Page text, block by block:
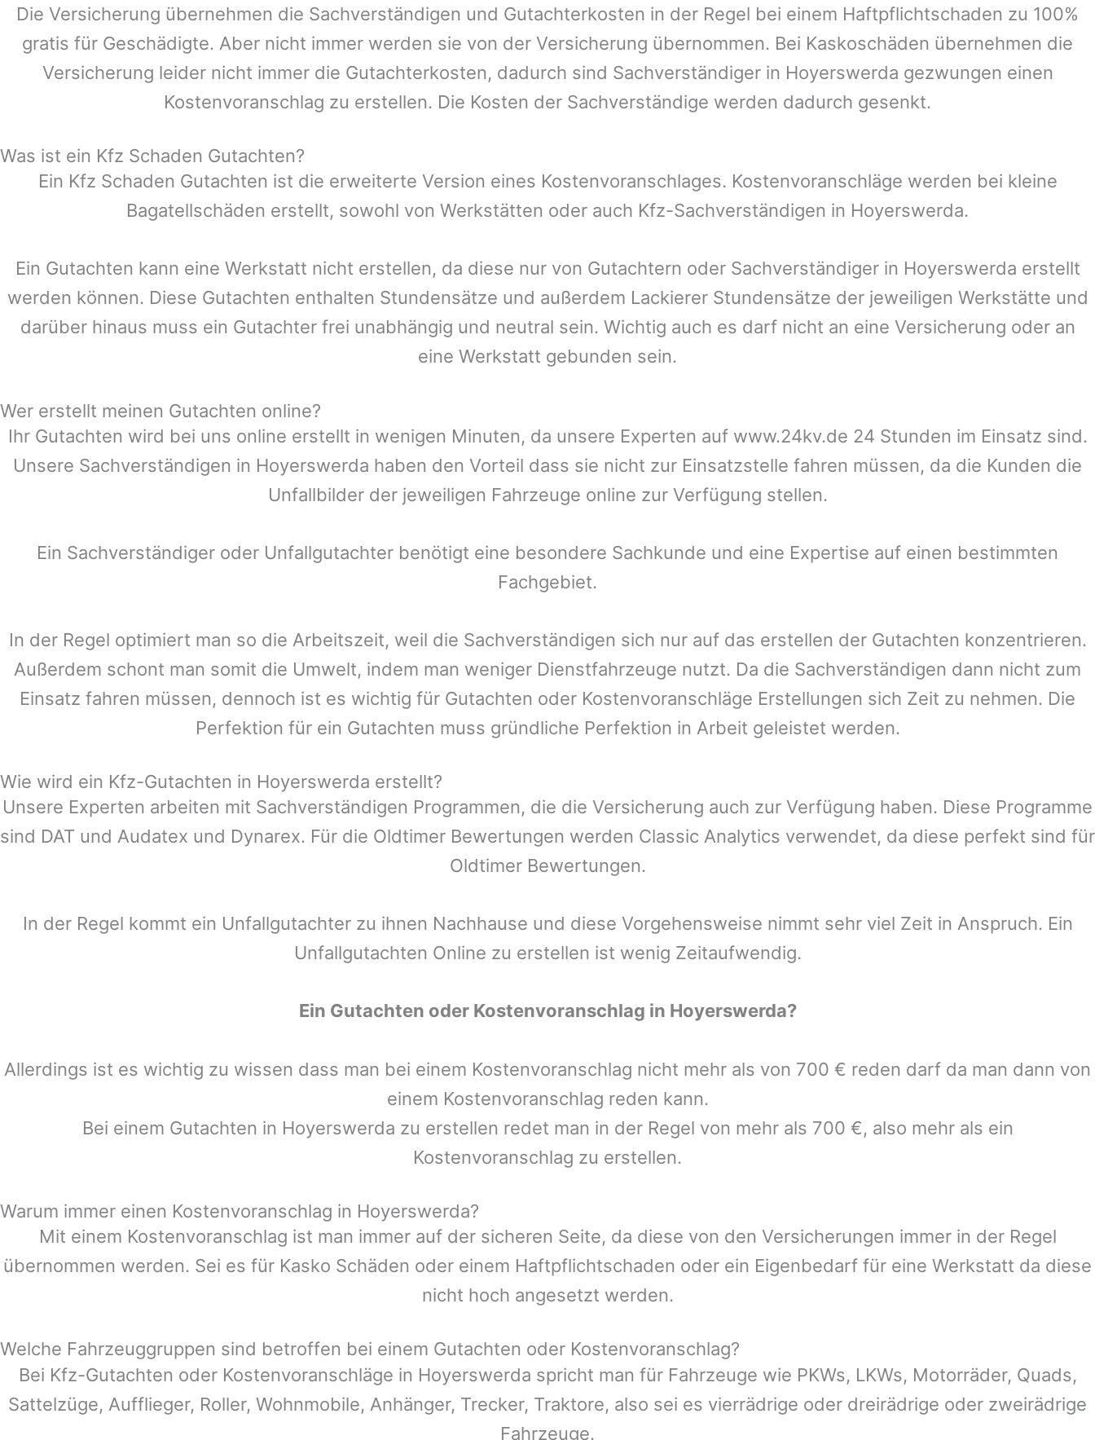
Die Versicherung übernehmen die Sachverständigen und Gutachterkosten in der Regel bei einem Haftpflichtschaden zu 100%
gratis für Geschädigte. Aber nicht immer werden sie von der Versicherung übernommen. Bei Kaskoschäden übernehmen die
Versicherung leider nicht immer die Gutachterkosten, dadurch sind Sachverständiger in Hoyerswerda gezwungen einen
Kostenvoranschlag zu erstellen. Die Kosten der Sachverständige werden dadurch gesenkt.
Was ist ein Kfz Schaden Gutachten?
Ein Kfz Schaden Gutachten ist die erweiterte Version eines Kostenvoranschlages. Kostenvoranschläge werden bei kleine
Bagatellschäden erstellt, sowohl von Werkstätten oder auch Kfz-Sachverständigen in Hoyerswerda.
Ein Gutachten kann eine Werkstatt nicht erstellen, da diese nur von Gutachtern oder Sachverständiger in Hoyerswerda erstellt
werden können. Diese Gutachten enthalten Stundensätze und außerdem Lackierer Stundensätze der jeweiligen Werkstätte und
darüber hinaus muss ein Gutachter frei unabhängig und neutral sein. Wichtig auch es darf nicht an eine Versicherung oder an
eine Werkstatt gebunden sein.
Wer erstellt meinen Gutachten online?
Ihr Gutachten wird bei uns online erstellt in wenigen Minuten, da unsere Experten auf www.24kv.de 24 Stunden im Einsatz sind.
Unsere Sachverständigen in Hoyerswerda haben den Vorteil dass sie nicht zur Einsatzstelle fahren müssen, da die Kunden die
Unfallbilder der jeweiligen Fahrzeuge online zur Verfügung stellen.
Ein Sachverständiger oder Unfallgutachter benötigt eine besondere Sachkunde und eine Expertise auf einen bestimmten
Fachgebiet.
In der Regel optimiert man so die Arbeitszeit, weil die Sachverständigen sich nur auf das erstellen der Gutachten konzentrieren.
Außerdem schont man somit die Umwelt, indem man weniger Dienstfahrzeuge nutzt. Da die Sachverständigen dann nicht zum
Einsatz fahren müssen, dennoch ist es wichtig für Gutachten oder Kostenvoranschläge Erstellungen sich Zeit zu nehmen. Die
Perfektion für ein Gutachten muss gründliche Perfektion in Arbeit geleistet werden.
Wie wird ein Kfz-Gutachten in Hoyerswerda erstellt?
Unsere Experten arbeiten mit Sachverständigen Programmen, die die Versicherung auch zur Verfügung haben. Diese Programme
sind DAT und Audatex und Dynarex. Für die Oldtimer Bewertungen werden Classic Analytics verwendet, da diese perfekt sind für
Oldtimer Bewertungen.
In der Regel kommt ein Unfallgutachter zu ihnen Nachhause und diese Vorgehensweise nimmt sehr viel Zeit in Anspruch. Ein
Unfallgutachten Online zu erstellen ist wenig Zeitaufwendig.
Ein Gutachten oder Kostenvoranschlag in Hoyerswerda?
Allerdings ist es wichtig zu wissen dass man bei einem Kostenvoranschlag nicht mehr als von 700 € reden darf da man dann von
einem Kostenvoranschlag reden kann.
Bei einem Gutachten in Hoyerswerda zu erstellen redet man in der Regel von mehr als 700 €, also mehr als ein
Kostenvoranschlag zu erstellen.
Warum immer einen Kostenvoranschlag in Hoyerswerda?
Mit einem Kostenvoranschlag ist man immer auf der sicheren Seite, da diese von den Versicherungen immer in der Regel
übernommen werden. Sei es für Kasko Schäden oder einem Haftpflichtschaden oder ein Eigenbedarf für eine Werkstatt da diese
nicht hoch angesetzt werden.
Welche Fahrzeuggruppen sind betroffen bei einem Gutachten oder Kostenvoranschlag?
Bei Kfz-Gutachten oder Kostenvoranschläge in Hoyerswerda spricht man für Fahrzeuge wie PKWs, LKWs, Motorräder, Quads,
Sattelzüge, Aufflieger, Roller, Wohnmobile, Anhänger, Trecker, Traktore, also sei es vierrädrige oder dreirädrige oder zweirädrige
Fahrzeuge.